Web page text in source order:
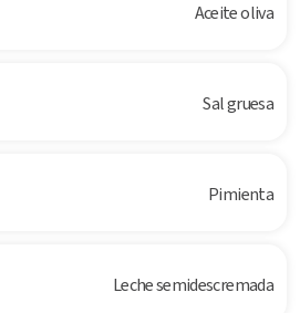
Aceite oliva
Sal gruesa
Pimienta
Leche semidescremada